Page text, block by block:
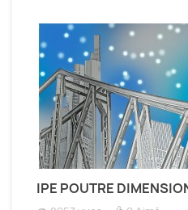
IPE POUTRE